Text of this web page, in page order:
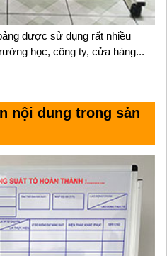
được sử dụng rất nhiều
học, công ty, cửa hàng...
nội dung trong sản